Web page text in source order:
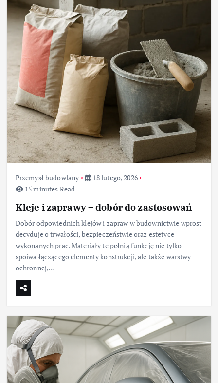
Przemysł budowlany
18 lutego, 2026
15 minutes Read
Kleje i zaprawy – dobór do zastosowań
Dobór odpowiednich klejów i zapraw w budownictwie wprost
decyduje o trwałości, bezpieczeństwie oraz estetyce
wykonanych prac. Materiały te pełnią funkcję nie tylko
spoiwa łączącego elementy konstrukcji, ale także warstwy
ochronnej,…